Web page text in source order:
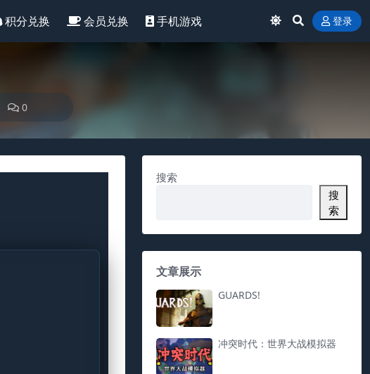
积分兑换 会员兑换 手机游戏 登录
0
搜索
搜
索
文章展示
GUARDS!
冲突时代：世界大战模拟器